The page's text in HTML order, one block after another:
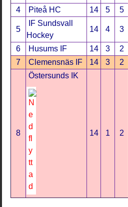
4
Piteå HC 14 5 5
5
IF Sundsvall
Hockey
14 4 3
6 Husums IF 14 3 2
7
Clemensnäs IF 14 3 2
8
Östersunds IK
14 1 2